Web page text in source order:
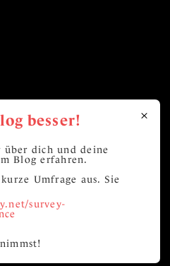
besser!
über dich und deine
Blog erfahren.
Umfrage aus. Sie
survey-